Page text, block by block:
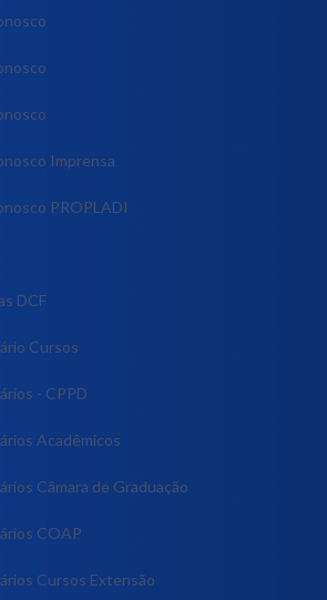
Imprensa
PROPLADI
DCF
Cursos
- CPPD
Acadêmicos
Câmara de Graduação
COAP
Cursos Extensão